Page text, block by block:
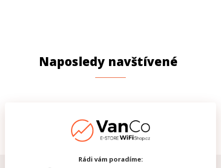
Naposledy navštívené
Rádi vám poradíme: